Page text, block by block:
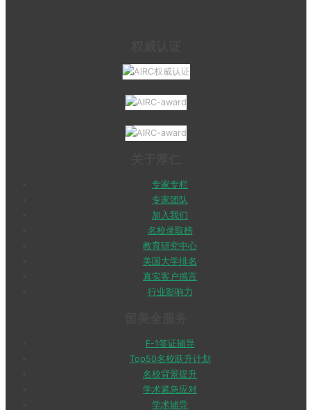
专家专栏
专家团队
加入我们
名校录取榜
教育研究中心
美国大学排名
真实客户感言
行业影响力
F-1签证辅导
Top50名校跃升计划
名校背景提升
学术紧急应对
学术辅导